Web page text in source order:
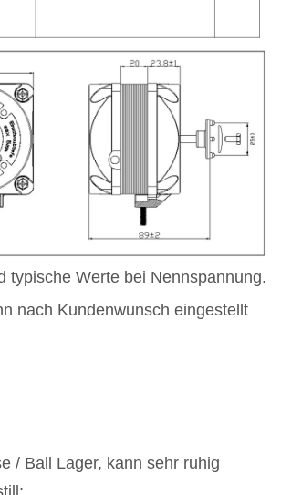
typische Werte bei Nennspannung.
nach Kundenwunsch eingestellt
/ Ball Lager, kann sehr ruhig